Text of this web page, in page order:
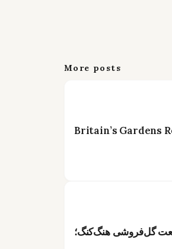
More posts
Britain’s Gardens